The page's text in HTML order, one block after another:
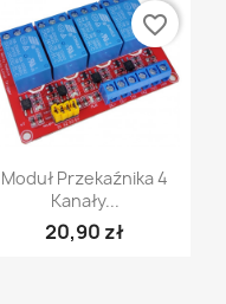
Szybki podgląd
Moduł Przekaźnika 4
Kanały...
20,90 zł
favorite_border